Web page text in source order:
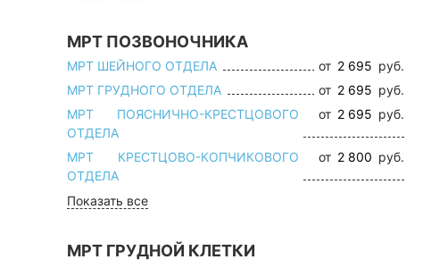
МРТ ПОЗВОНОЧНИКА
МРТ ШЕЙНОГО ОТДЕЛА от 2 695 руб.
МРТ ГРУДНОГО ОТДЕЛА
от 2 695 руб.
МРТ ПОЯСНИЧНО-КРЕСТЦОВОГО
ОТДЕЛА
от 2 695 руб.
МРТ КРЕСТЦОВО-КОПЧИКОВОГО
ОТДЕЛА
от 2 800 руб.
Показать все
МРТ ГРУДНОЙ КЛЕТКИ